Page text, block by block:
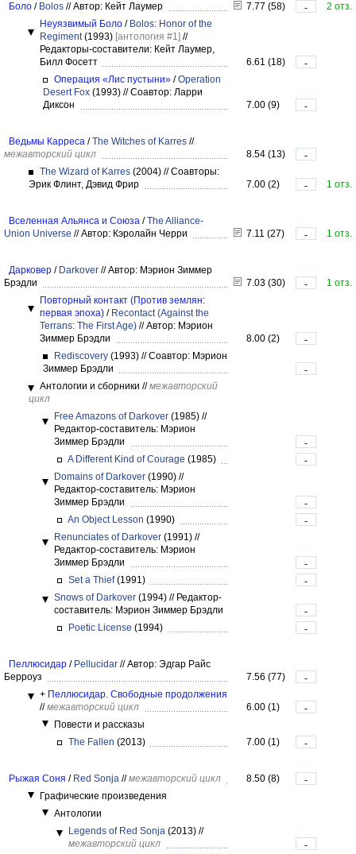
Боло / Bolos //Автор: Кейт Лаумер 7.77 (58) -
2 отз.
Неуязвимый Боло / Bolos: Honor of the
Regiment(1993) [антология #1] //
Редакторы-составители: Кейт Лаумер,
Билл Фосетт
6.61 (18)
-
Операция «Лис пустыни» /Operation
Desert Fox (1993) //Соавтор: Ларри
Диксон
7.00 (9) -
Ведьмы Карреса /The Witches of Karres //
межавторский цикл
8.54 (13)
-
The Wizard of Karres (2004) //Соавторы:
Эрик Флинт, Дэвид Фрир
7.00 (2) - 1 отз.
Вселенная Альянса и Союза /The Alliance-
Union Universe //Автор: Кэролайн Черри 7.11 (27) - 1 отз.
Дарковер / Darkover //Автор: Мэрион Зиммер
Брэдли
7.03 (30) -
1 отз.
Повторный контакт (Против землян:
первая эпоха) / Recontact (Against the
Terrans: The First Age) //Автор: Мэрион
Зиммер Брэдли
8.00 (2)
-
Rediscovery (1993) //Соавтор: Мэрион
Зиммер Брэдли
-
Антологии и сборники // межавторский
цикл
Free Amazons of Darkover (1985) //
Редактор-составитель: Мэрион
Зиммер Брэдли
-
A Different Kind of Courage (1985)
-
Domains of Darkover (1990) //
Редактор-составитель: Мэрион
Зиммер Брэдли
-
An Object Lesson (1990)
-
Renunciates of Darkover (1991) //
Редактор-составитель: Мэрион
Зиммер Брэдли
-
Set a Thief(1991)
-
Snows of Darkover (1994) //Редактор-
составитель: Мэрион Зиммер Брэдли
-
Poetic License (1994) -
Пеллюсидар / Pellucidar //Автор: Эдгар Райс
Берроуз
7.56 (77)
-
+ Пеллюсидар. Свободные продолжения
// межавторский цикл 6.00 (1)
-
Повести и рассказы
The Fallen (2013) 7.00 (1) -
Рыжая Соня / Red Sonja // межавторский цикл 8.50 (8)
-
Графические произведения
Антологии
Legends of Red Sonja (2013) //
межавторский цикл
-